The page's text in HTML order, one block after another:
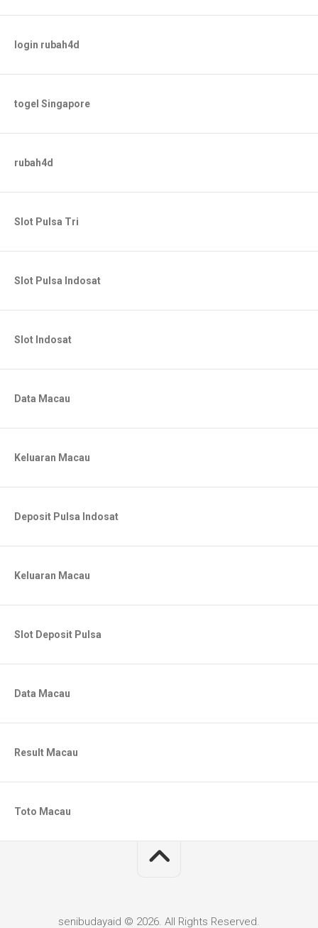
login rubah4d
togel Singapore
rubah4d
Slot Pulsa Tri
Slot Pulsa Indosat
Slot Indosat
Data Macau
Keluaran Macau
Deposit Pulsa Indosat
Keluaran Macau
Slot Deposit Pulsa
Data Macau
Result Macau
Toto Macau
senibudayaid © 2026. All Rights Reserved.